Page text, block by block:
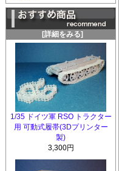
[詳細をみる]
1/35 ドイツ軍 RSO トラクター
用 可動式履帯(3Dプリンター
製)
3,300円